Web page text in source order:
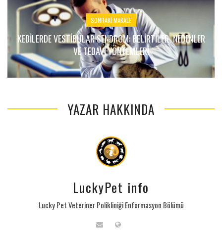
SONRAKI MAKALE
KEDILERDE VESTIBULAR SENDROM: BELIRTILER, NEDENLER
VE TEDAVI YÖNTEMLERI
YAZAR HAKKINDA
LuckyPet info
Lucky Pet Veteriner Polikliniği Enformasyon Bölümü